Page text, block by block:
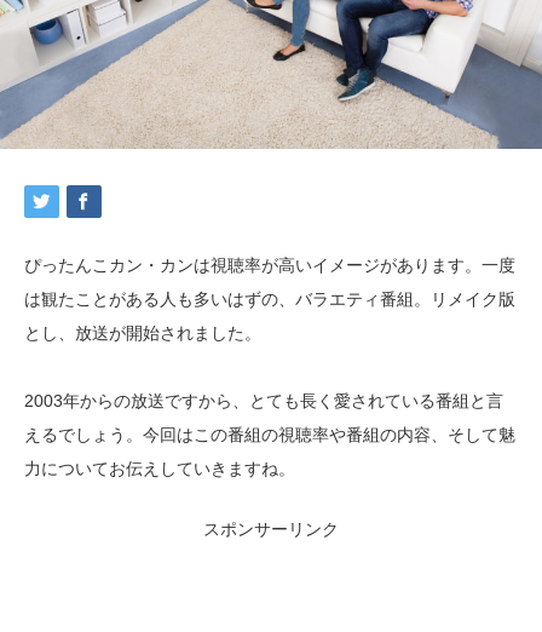
ぴったんこカン・カンは視聴率が高いイメージがあります。一度
は観たことがある人も多いはずの、バラエティ番組。リメイク版
とし、放送が開始されました。
2003年からの放送ですから、とても長く愛されている番組と言
えるでしょう。今回はこの番組の視聴率や番組の内容、そして魅
力についてお伝えしていきますね。
スポンサーリンク